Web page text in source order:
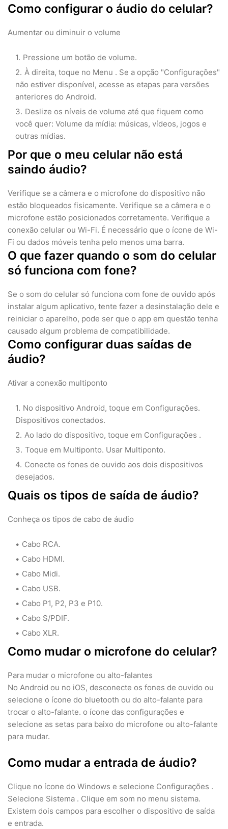
Como configurar o áudio do celular?
Aumentar ou diminuir o volume
Pressione um botão de volume.
À direita, toque no Menu . Se a opção "Configurações"
não estiver disponível, acesse as etapas para versões
anteriores do Android.
Deslize os níveis de volume até que fiquem como
você quer: Volume da mídia: músicas, vídeos, jogos e
outras mídias.
Por que o meu celular não está
saindo áudio?
Verifique se a câmera e o microfone do dispositivo não
estão bloqueados fisicamente. Verifique se a câmera e o
microfone estão posicionados corretamente. Verifique a
conexão celular ou Wi-Fi. É necessário que o ícone de Wi-
Fi ou dados móveis tenha pelo menos uma barra.
O que fazer quando o som do celular
só funciona com fone?
Se o som do celular só funciona com fone de ouvido após
instalar algum aplicativo, tente fazer a desinstalação dele e
reiniciar o aparelho, pode ser que o app em questão tenha
causado algum problema de compatibilidade.
Como configurar duas saídas de
áudio?
Ativar a conexão multiponto
No dispositivo Android, toque em Configurações.
Dispositivos conectados.
Ao lado do dispositivo, toque em Configurações .
Toque em Multiponto. Usar Multiponto.
Conecte os fones de ouvido aos dois dispositivos
desejados.
Quais os tipos de saída de áudio?
Conheça os tipos de cabo de áudio
Cabo RCA.
Cabo HDMI.
Cabo Midi.
Cabo USB.
Cabo P1, P2, P3 e P10.
Cabo S/PDIF.
Cabo XLR.
Como mudar o microfone do celular?
Para mudar o microfone ou alto-falantes
No Android ou no iOS, desconecte os fones de ouvido ou
selecione o ícone do bluetooth ou do alto-falante para
trocar o alto-falante. o ícone das configurações e
selecione as setas para baixo do microfone ou alto-falante
para mudar.
Como mudar a entrada de áudio?
Clique no ícone do Windows e selecione Configurações .
Selecione Sistema . Clique em som no menu sistema.
Existem dois campos para escolher o dispositivo de saída
e entrada.